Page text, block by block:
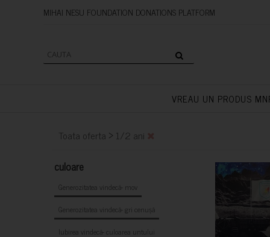
MIHAI NESU FOUNDATION
VREAU UN PRODUS
Toata oferta > 1/2 ani
culoare
Generozitatea vindecă- mov
Generozitatea vindecă- gri cenușă
Iubirea vindecă- culoarea untului